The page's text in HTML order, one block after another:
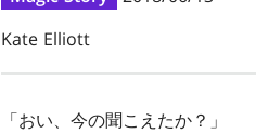
Kate Elliott
「おい、今の聞こえたか？」